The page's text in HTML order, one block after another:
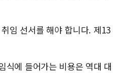
임 선서를 해야 합니다. 제13
식에 들어가는 비용은 역대 대